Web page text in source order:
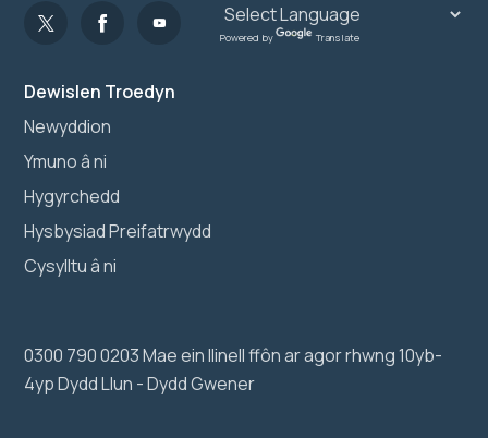
Dewislen Troedyn
Newyddion
Ymuno â ni
Hygyrchedd
Hysbysiad Preifatrwydd
Cysylltu â ni
0300 790 0203 Mae ein llinell ffôn ar agor rhwng 10yb-
4yp Dydd Llun - Dydd Gwener
Powered by Translate